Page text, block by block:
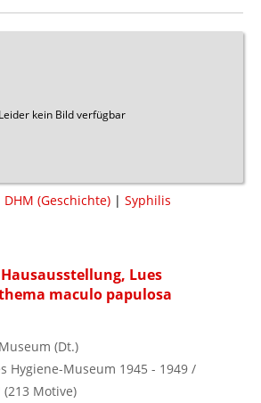
Leider kein Bild verfügbar
DHM (Geschichte) | Syphilis
Lues
maculo papulosa
(Dt.)
Hygiene-Museum 1945 - 1949 /
Motive)